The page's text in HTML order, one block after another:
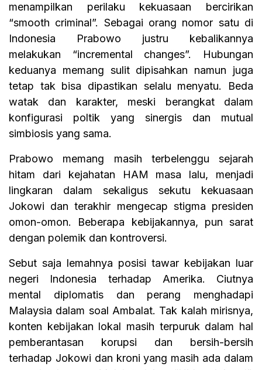
menampilkan perilaku kekuasaan bercirikan
“smooth criminal”. Sebagai orang nomor satu di
Indonesia Prabowo justru kebalikannya
melakukan “incremental changes”. Hubungan
keduanya memang sulit dipisahkan namun juga
tetap tak bisa dipastikan selalu menyatu. Beda
watak dan karakter, meski berangkat dalam
konfigurasi poltik yang sinergis dan mutual
simbiosis yang sama.
Prabowo memang masih terbelenggu sejarah
hitam dari kejahatan HAM masa lalu, menjadi
lingkaran dalam sekaligus sekutu kekuasaan
Jokowi dan terakhir mengecap stigma presiden
omon-omon. Beberapa kebijakannya, pun sarat
dengan polemik dan kontroversi.
Sebut saja lemahnya posisi tawar kebijakan luar
negeri Indonesia terhadap Amerika. Ciutnya
mental diplomatis dan perang menghadapi
Malaysia dalam soal Ambalat. Tak kalah mirisnya,
konten kebijakan lokal masih terpuruk dalam hal
pemberantasan korupsi dan bersih-bersih
terhadap Jokowi dan kroni yang masih ada dalam